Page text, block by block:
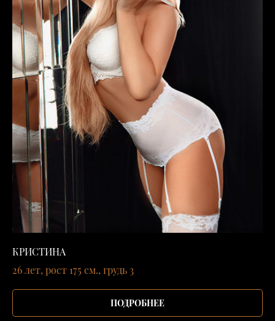
КРИСТИНА
26 лет, рост 175 см., грудь 3
ПОДРОБНЕЕ